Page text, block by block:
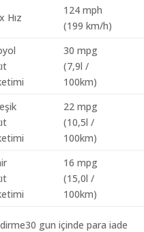
Hız
124 mph
(199 km/h)
30 mpg
(7,9l /
100km)
22 mpg
(10,5l /
100km)
16 mpg
(15,0l /
100km)
gun içinde para iade